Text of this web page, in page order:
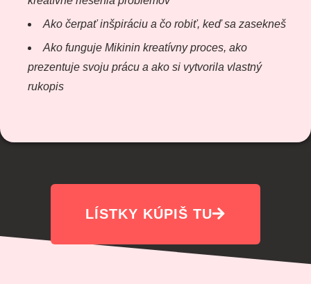
Ako čerpať inšpiráciu a čo robiť, keď sa zasekneš
Ako funguje Mikinin kreatívny proces, ako
prezentuje svoju prácu a ako si vytvorila vlastný
rukopis
LÍSTKY KÚPIŠ TU